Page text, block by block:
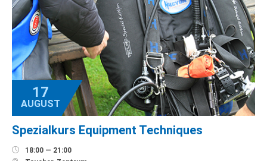
17
AUGUST
Spezialkurs Equipment Techniques
 18:00 — 21:00